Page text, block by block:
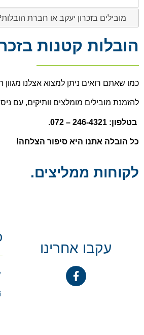
מובילים בזכרון יעקב או חברת
הובלות קטנות
כמו שאתם רואים ניתן למצוא אצלנו מגוון
להזמנת מובילים מומלצים וותיקים, עם
בטלפון: 246-4321 – 072.
כל הובלה אתנו היא סיפור הצלחה!
לקוחות ממליצים.
עקבו אחרינו